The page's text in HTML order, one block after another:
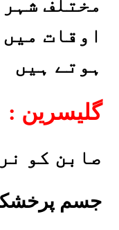
مختلف
اوقات
ہوتے ہیں
: گلیسرین
صابن کو
جسم پرخشکی